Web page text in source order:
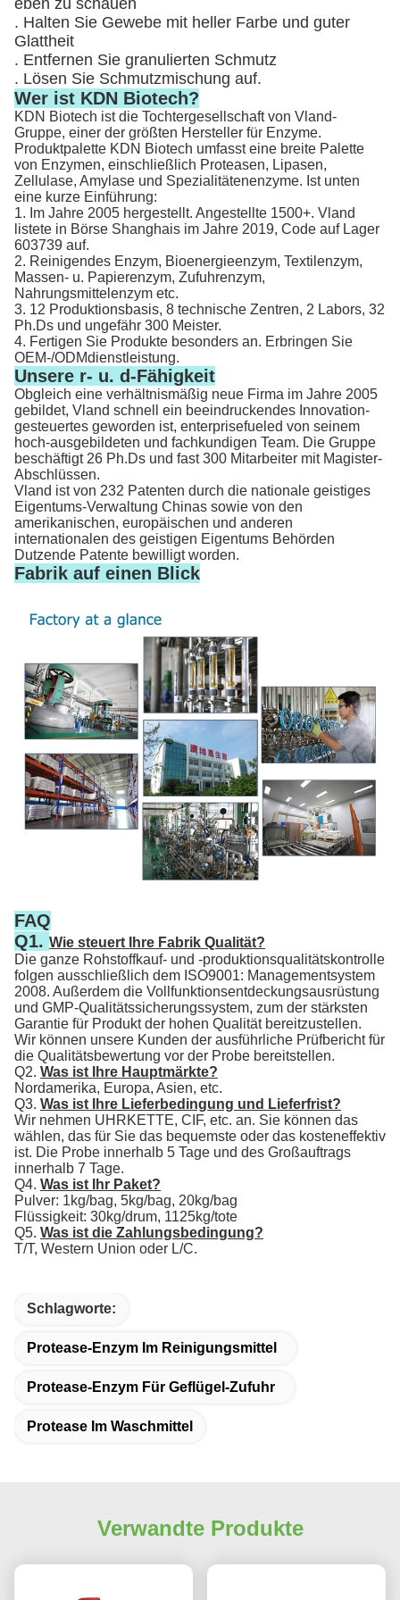
eben zu schauen
. Halten Sie Gewebe mit heller Farbe und guter
Glattheit
. Entfernen Sie granulierten Schmutz
. Lösen Sie Schmutzmischung auf.
Wer ist KDN Biotech?
KDN Biotech ist die Tochtergesellschaft von Vland-
Gruppe, einer der größten Hersteller für Enzyme.
Produktpalette KDN Biotech umfasst eine breite Palette
von Enzymen, einschließlich Proteasen, Lipasen,
Zellulase, Amylase und Spezialitätenenzyme. Ist unten
eine kurze Einführung:
1. Im Jahre 2005 hergestellt. Angestellte 1500+. Vland
listete in Börse Shanghais im Jahre 2019, Code auf Lager
603739 auf.
2. Reinigendes Enzym, Bioenergieenzym, Textilenzym,
Massen- u. Papierenzym, Zufuhrenzym,
Nahrungsmittelenzym etc.
3. 12 Produktionsbasis, 8 technische Zentren, 2 Labors, 32
Ph.Ds und ungefähr 300 Meister.
4. Fertigen Sie Produkte besonders an. Erbringen Sie
OEM-/ODMdienstleistung.
Unsere r- u. d-Fähigkeit
Obgleich eine verhältnismäßig neue Firma im Jahre 2005
gebildet, Vland schnell ein beeindruckendes Innovation-
gesteuertes geworden ist, enterprisefueled von seinem
hoch-ausgebildeten und fachkundigen Team. Die Gruppe
beschäftigt 26 Ph.Ds und fast 300 Mitarbeiter mit Magister-
Abschlüssen.
Vland ist von 232 Patenten durch die nationale geistiges
Eigentums-Verwaltung Chinas sowie von den
amerikanischen, europäischen und anderen
internationalen des geistigen Eigentums Behörden
Dutzende Patente bewilligt worden.
Fabrik auf einen Blick
FAQ
Q1. Wie steuert Ihre Fabrik Qualität?
Die ganze Rohstoffkauf- und -produktionsqualitätskontrolle
folgen ausschließlich dem ISO9001: Managementsystem
2008. Außerdem die Vollfunktionsentdeckungsausrüstung
und GMP-Qualitätssicherungssystem, zum der stärksten
Garantie für Produkt der hohen Qualität bereitzustellen.
Wir können unsere Kunden der ausführliche Prüfbericht für
die Qualitätsbewertung vor der Probe bereitstellen.
Q2. Was ist Ihre Hauptmärkte?
Nordamerika, Europa, Asien, etc.
Q3. Was ist Ihre Lieferbedingung und Lieferfrist?
Wir nehmen UHRKETTE, CIF, etc. an. Sie können das
wählen, das für Sie das bequemste oder das kosteneffektiv
ist. Die Probe innerhalb 5 Tage und des Großauftrags
innerhalb 7 Tage.
Q4. Was ist Ihr Paket?
Pulver: 1kg/bag, 5kg/bag, 20kg/bag
Flüssigkeit: 30kg/drum, 1125kg/tote
Q5. Was ist die Zahlungsbedingung?
T/T, Western Union oder L/C.
Schlagworte:
Protease-Enzym Im Reinigungsmittel
Protease-Enzym Für Geflügel-Zufuhr
Protease Im Waschmittel
Verwandte Produkte